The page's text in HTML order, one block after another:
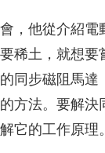
，他從介紹電
稀土，就想要
同步磁阻馬達
方法。要解決
它的工作原理。